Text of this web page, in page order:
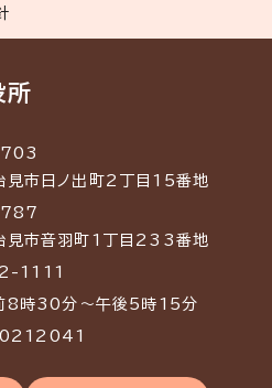
所
見市日ノ出町2丁目15番地
見市音羽町1丁目233番地
1111
時30分～午後5時15分